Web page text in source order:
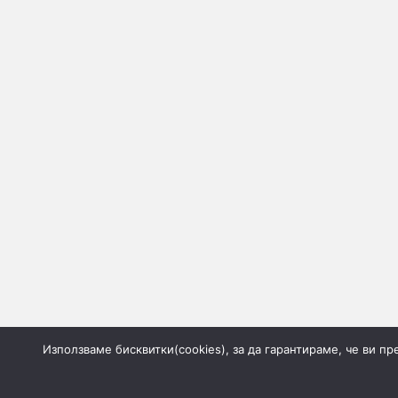
Използваме бисквитки(cookies), за да гарантираме, че ви